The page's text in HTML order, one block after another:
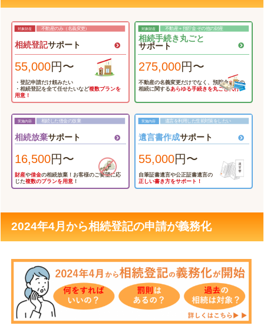
不動産のみ（名義変更）
相続登記サポート
55,000円〜
・登記申請だけ頼みたい
・相続登記を全て任せたいなど複数プランを
用意！
不動産＋預貯金 その他の財産
相続手続き丸ごと
サポート
275,000円〜
不動産の名義変更だけでなく、預貯金などの
相続に関するあらゆる手続きを丸ごと代行！
相続した借金の放棄
相続放棄サポート
16,500円〜
財産や借金の相続放棄！お客様のご要望に応
じた複数のプランを用意 ！
遺言を利用した生前対策をしたい
遺言書作成サポート
55,000円〜
自筆証書遺言や公正証書遺言の
正しい書き方をサポート！
2024年4月から相続登記の申請が義務化